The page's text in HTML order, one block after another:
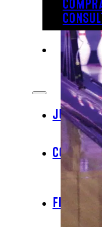
JUGAR
COMER
BAR
REVL
BUFÉ
FIESTA